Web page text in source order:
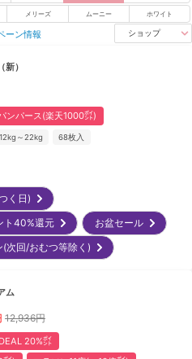
メリーズ ムーニー ホワイト
ーン情報 ショップ
（新）
ンパース(楽天1000㌽)
12kg～22kg 68枚入
つく日)
ト40%還元
お盆セール
(次回/おむつ等除く)
ム
12,936円
20%㌽